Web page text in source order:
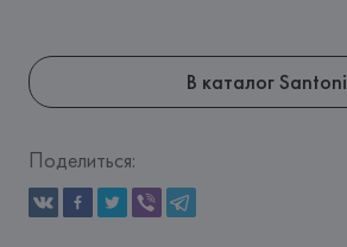
В каталог Santoni
Поделиться: